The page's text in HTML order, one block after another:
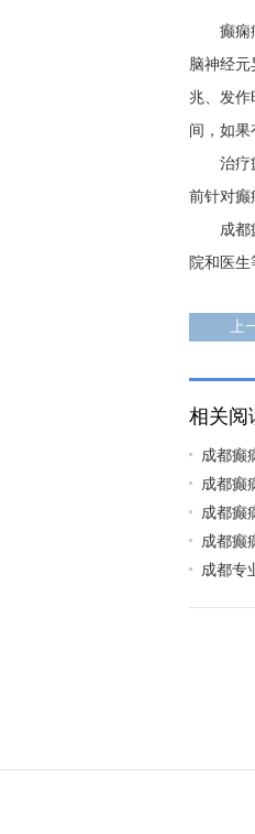
癫痫
脑神经
兆、发作
间，如果
治疗
前针对癫
成都
院和医
上
相关阅
成都癫
成都癫
成都癫
成都癫
成都专